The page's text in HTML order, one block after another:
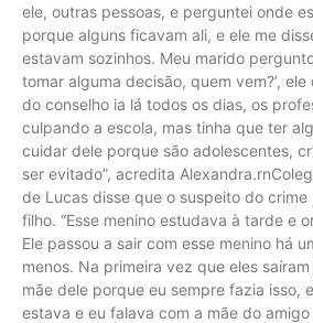
ele, outras pessoas, e perguntei onde
porque alguns ficavam ali, e ele me
estavam sozinhos. Meu marido
tomar alguma decisão, quem vem?’,
do conselho ia lá todos os dias, os
culpando a escola, mas tinha que ter
cuidar dele porque são adolescentes,
ser evitado”, acredita
de Lucas disse que o suspeito do crime
filho. “Esse menino estudava à tarde e
Ele passou a sair com esse menino há
menos. Na primeira vez que eles
mãe dele porque eu sempre fazia isso,
estava e eu falava com a mãe do